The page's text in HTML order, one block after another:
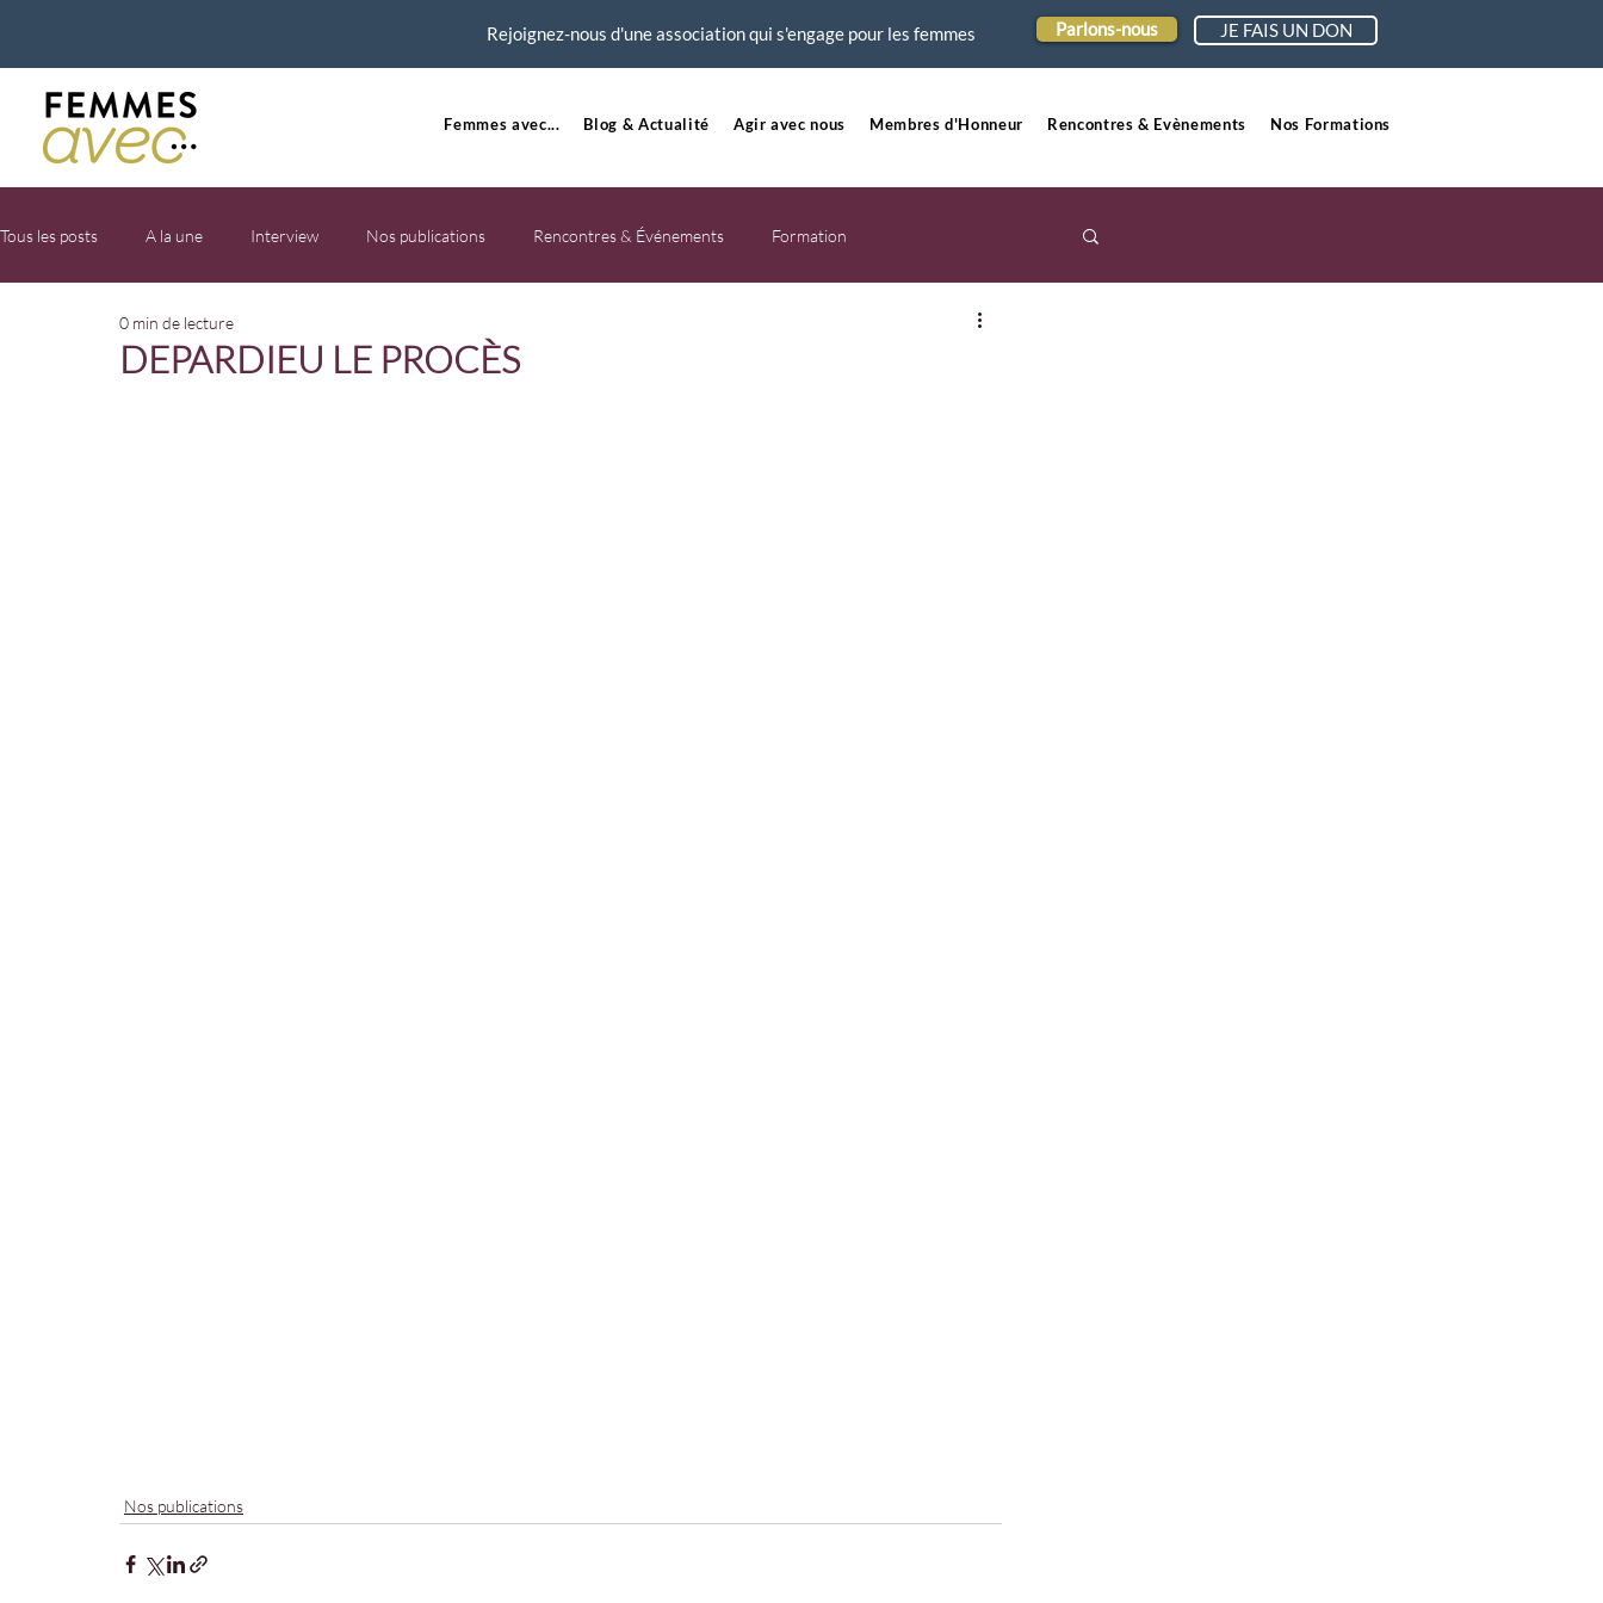
Rejoignez-nous d'une association qui s'engage pour les femmes Parlons-nous JE FAIS UN DON
Femmes avec... Blog & Actualité Agir avec nous Membres d'Honneur Rencontres & Evènements Nos Formations
Tous les posts A la une Interview Nos publications Rencontres & Événements Formation
DEPARDIEU LE PROCÈS
0 min de lecture
Nos publications